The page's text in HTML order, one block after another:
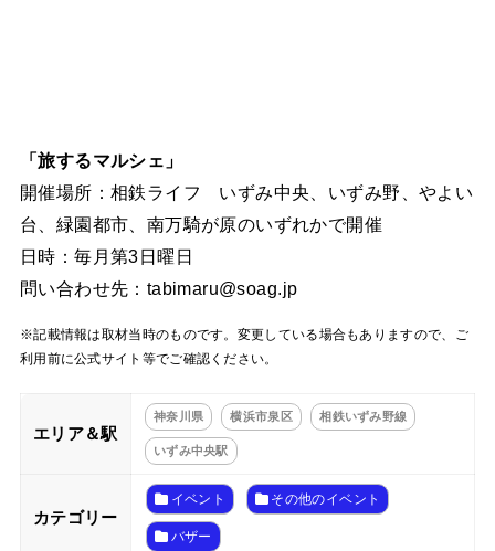
「旅するマルシェ」
開催場所：相鉄ライフ いずみ中央、いずみ野、やよい
台、緑園都市、南万騎が原のいずれかで開催
日時：毎月第3日曜日
問い合わせ先：tabimaru@soag.jp
※記載情報は取材当時のものです。変更している場合もありますので、ご
利用前に公式サイト等でご確認ください。
エリア＆駅
神奈川県 横浜市泉区 相鉄いずみ野線
いずみ中央駅
カテゴリー
イベント その他のイベント
バザー